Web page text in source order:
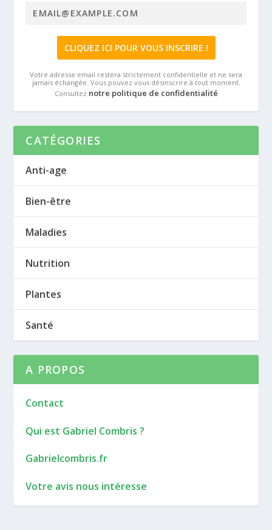
Votre adresse email restera strictement confidentielle et ne sera
jamais échangée. Vous pouvez vous désinscrire à tout moment.
Consultez notre politique de confidentialité
CATÉGORIES
Anti-age
Bien-être
Maladies
Nutrition
Plantes
Santé
A PROPOS
Contact
Qui est Gabriel Combris ?
Gabrielcombris.fr
Votre avis nous intéresse